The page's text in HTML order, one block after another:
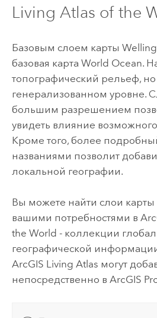
Living Atlas of the
Базовым слоем карты
базовая карта World Ocean.
топографический рельеф, но
генерализованном уровне.
большим разрешением
увидеть влияние
Кроме того, более
названиями позволит
локальной географии.
Вы можете найти слои карты
вашими потребностями в
the World - коллекции
географической
ArcGIS Living Atlas могут
непосредственно в ArcGIS